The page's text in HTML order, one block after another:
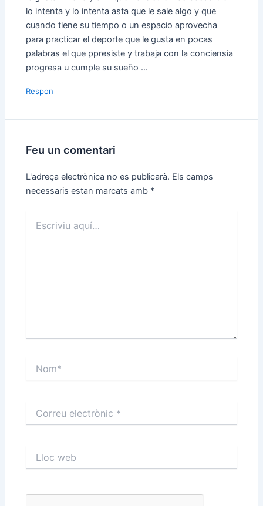
lo intenta y lo intenta asta que le sale algo y que
cuando tiene su tiempo o un espacio aprovecha
para practicar el deporte que le gusta en pocas
palabras el que ppresiste y trabaja con la conciensia
progresa u cumple su sueño …
Respon
Feu un comentari
L'adreça electrònica no es publicarà. Els camps
necessaris estan marcats amb *
aquí…
electrònic
web